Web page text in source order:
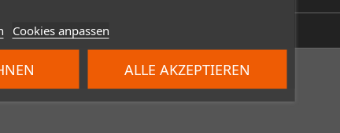
Cookies anpassen
ALLE AKZEPTIEREN